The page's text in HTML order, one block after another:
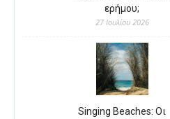
ερήμου;
27 Ιουλίου 2026
Singing Beaches: Οι